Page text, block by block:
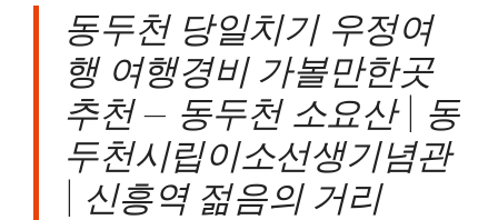
동두천 당일치기 우정여
행 여행경비 가볼만한곳
추천 – 동두천 소요산 | 동
두천시립이소선생기념관
| 신흥역 젊음의 거리